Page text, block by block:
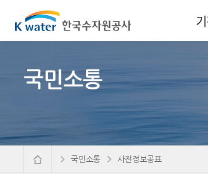
국민소통
국민소통 사전정보공표